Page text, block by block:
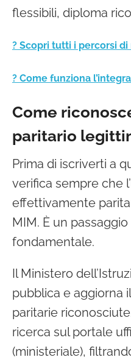
flessibili, diploma
? Scopri tutti i percorsi
? Come funziona
Come
paritario
Prima di iscriverti a
verifica sempre che
effettivamente
MIM. È un
fondamentale.
Il Ministero
pubblica e aggiorna
paritarie
ricerca sul portale
(ministeriale),